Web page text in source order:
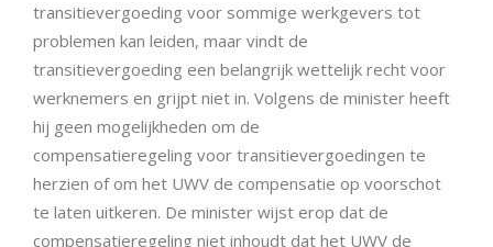
transitievergoeding voor sommige werkgevers tot
problemen kan leiden, maar vindt de
transitievergoeding een belangrijk wettelijk recht voor
werknemers en grijpt niet in. Volgens de minister heeft
hij geen mogelijkheden om de
compensatieregeling voor transitievergoedingen te
herzien of om het UWV de compensatie op voorschot
te laten uitkeren. De minister wijst erop dat de
compensatieregeling niet inhoudt dat het UWV de